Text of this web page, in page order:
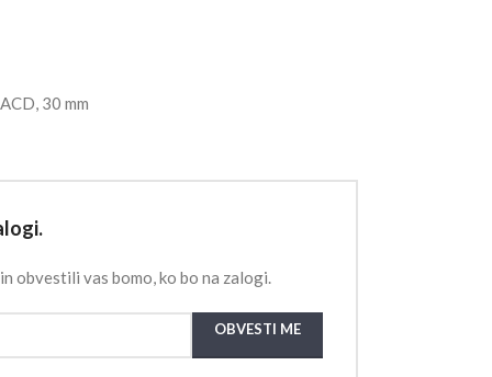
30 mm
obvestili vas bomo, ko bo na zalogi.
OBVESTI ME